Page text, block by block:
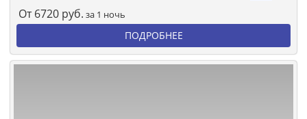
От 6720 руб. за 1 ночь
ПОДРОБНЕЕ